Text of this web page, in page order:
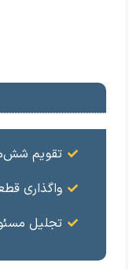
تقویم شش‌ماهه
واگذاری
تجلیل